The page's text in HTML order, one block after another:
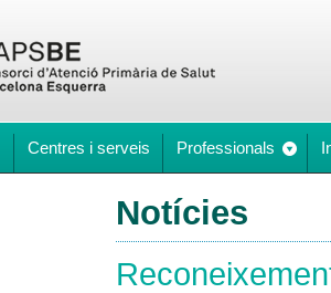
Centres i serveis Professionals
Notícies